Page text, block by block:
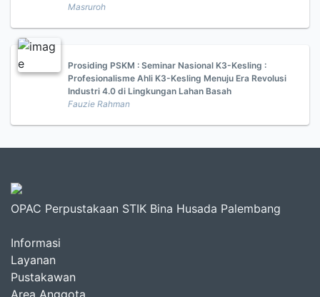
Masruroh
Prosiding PSKM : Seminar Nasional K3-Kesling :
Profesionalisme Ahli K3-Kesling Menuju Era Revolusi
Industri 4.0 di Lingkungan Lahan Basah
Fauzie Rahman
OPAC Perpustakaan STIK Bina Husada Palembang
Informasi
Layanan
Pustakawan